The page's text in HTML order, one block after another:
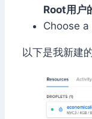
Root用户
Choose
以下是我新建